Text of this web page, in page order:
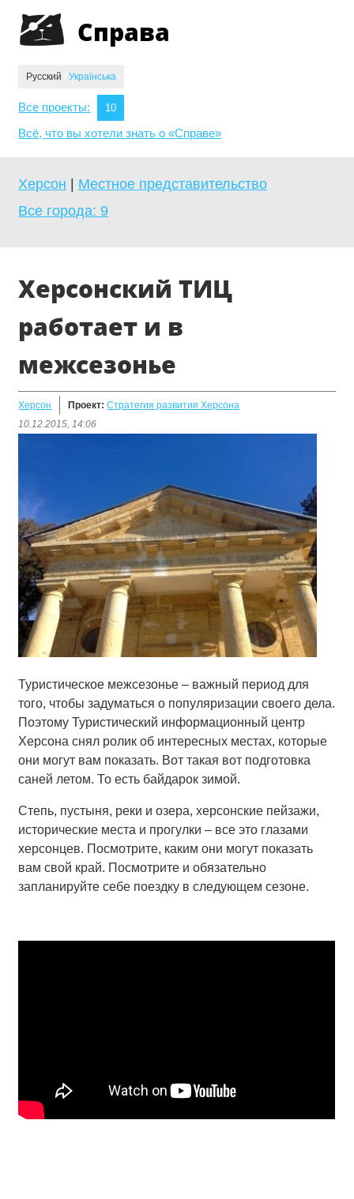
Справа
Русский Українська
Все проекты: 10
Всё, что вы хотели знать о «Справе»
Херсон
Местное представительство
Все города: 9
Херсонский ТИЦ
работает и в
межсезонье
Херсон Проект:Стратегия развития Херсона
10.12.2015, 14:06
Туристическое межсезонье – важный период для
того, чтобы задуматься о популяризации своего дела.
Поэтому Туристический информационный центр
Херсона снял ролик об интересных местах, которые
они могут вам показать. Вот такая вот подготовка
саней летом. То есть байдарок зимой.
Степь, пустыня, реки и озера, херсонские пейзажи,
исторические места и прогулки – все это глазами
херсонцев. Посмотрите, каким они могут показать
вам свой край. Посмотрите и обязательно
запланируйте себе поездку в следующем сезоне.